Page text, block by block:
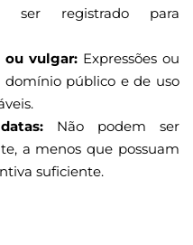
ser registrado para
ou vulgar:Expressões ou
domínio público e de uso
Não podem ser
a menos que possuam
suficiente.